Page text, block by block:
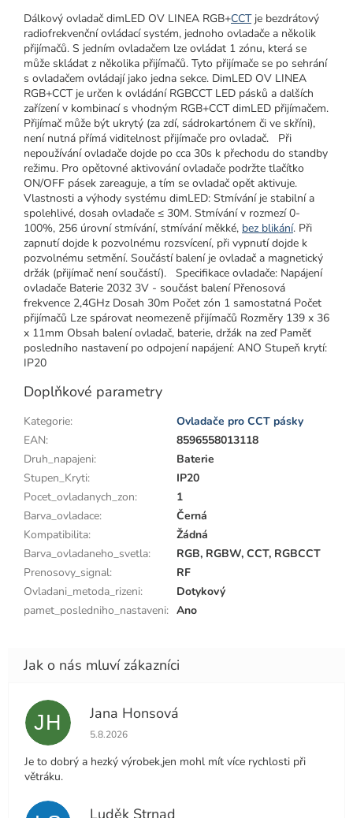
Dálkový ovladač dimLED OV LINEA RGB+CCTje bezdrátový
radiofrekvenční ovládací systém, jednoho ovladače a několik
přijímačů. S jedním ovladačem lze ovládat 1 zónu, která se
může skládat z několika přijímačů. Tyto přijímače se po sehrání
s ovladačem ovládají jako jedna sekce. DimLED OV LINEA
RGB+CCT je určen k ovládání RGBCCT LED pásků a dalších
zařízení v kombinací s vhodným RGB+CCT dimLED přijímačem.
Přijímač může být ukrytý (za zdí, sádrokartónem či ve skříni),
není nutná přímá viditelnost přijímače pro ovladač. Při
nepoužívání ovladače dojde po cca 30s k přechodu do standby
režimu. Pro opětovné aktivování ovladače podržte tlačítko
ON/OFF pásek zareaguje, a tím se ovladač opět aktivuje.
Vlastnosti a výhody systému dimLED: Stmívání je stabilní a
spolehlivé, dosah ovladače ≤ 30M. Stmívání v rozmezí 0-
100%, 256 úrovní stmívání, stmívání měkké, bez blikání. Při
zapnutí dojde k pozvolnému rozsvícení, při vypnutí dojde k
pozvolnému setmění. Součástí balení je ovladač a magnetický
držák (přijímač není součástí). Specifikace ovladače: Napájení
ovladače Baterie 2032 3V - součást balení Přenosová
frekvence 2,4GHz Dosah 30m Počet zón 1 samostatná Počet
přijímačů Lze spárovat neomezeně přijímačů Rozměry 139 x 36
x 11mm Obsah balení ovladač, baterie, držák na zeď Paměť
posledního nastavení po odpojení napájení: ANO Stupeň krytí:
IP20
Doplňkové parametry
Kategorie:
Ovladače pro CCT pásky
EAN:
8596558013118
Druh_napajeni:
Baterie
Stupen_Kryti:
IP20
Pocet_ovladanych_zon:
1
Barva_ovladace:
Černá
Kompatibilita:
Žádná
Barva_ovladaneho_svetla:
RGB, RGBW, CCT, RGBCCT
Prenosovy_signal:
RF
Ovladani_metoda_rizeni:
Dotykový
pamet_posledniho_nastaveni: Ano
JH Jana Honsová
Hodnocení obchodu je 5 z 5 hvězdiček.
5.8.2026
Je to dobrý a hezký výrobek,jen mohl mít více rychlosti při
větráku.
Luděk Strnad